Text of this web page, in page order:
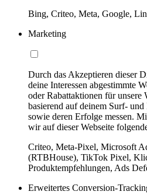
Bing, Criteo, Meta, Google,
Marketing
Durch das Akzeptieren dieser
deine Interessen abgestimmte
oder Rabattaktionen für unsere
basierend auf deinem Surf-
sowie deren Erfolge messen.
wir auf dieser Webseite
Criteo, Meta-Pixel, Microsoft
(RTBHouse), TikTok Pixel,
Produktempfehlungen, Ads
Erweitertes Conversion-